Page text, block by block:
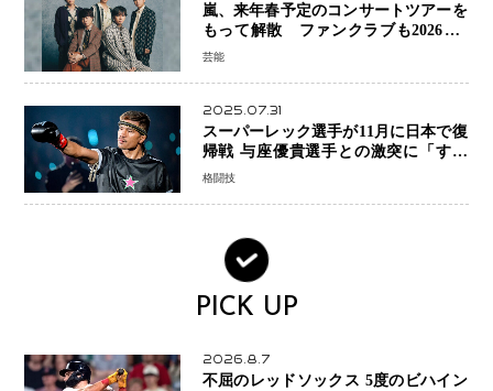
嵐、来年春予定のコンサートツアーを
もって解散 ファンクラブも2026年5
月末で活動終了
芸能
2025.07.31
スーパーレック選手が11月に日本で復
帰戦 与座優貴選手との激突に「すべ
ての技術を見せたい」
格闘技
PICK UP
2026.8.7
不屈のレッドソックス 5度のビハイン